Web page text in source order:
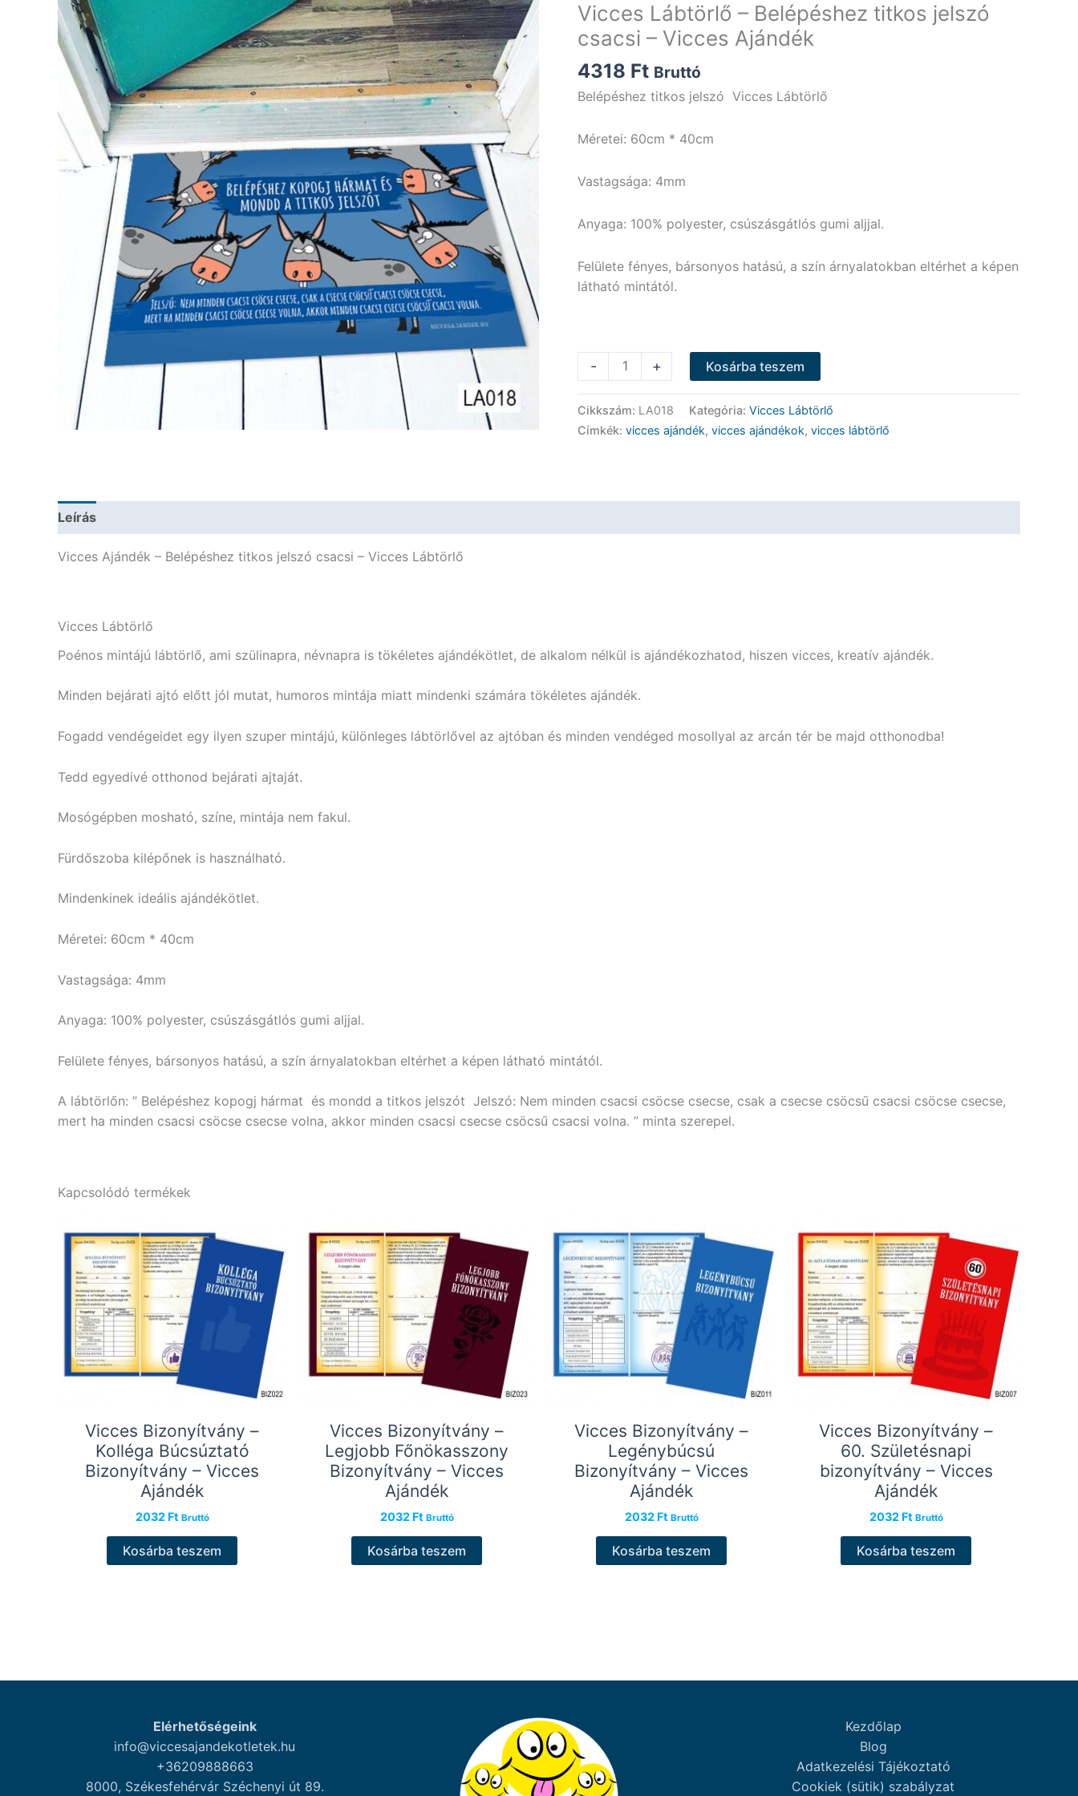
Vicces Lábtörlő – Belépéshez titkos jelszó
csacsi – Vicces Ajándék
4318 Ft Bruttó
Belépéshez titkos jelszó Vicces Lábtörlő
Méretei: 60cm * 40cm
Vastagsága: 4mm
Anyaga: 100% polyester, csúszásgátlós gumi aljjal.
Felülete fényes, bársonyos hatású, a szín árnyalatokban eltérhet a képen
látható mintától.
-
Lábtörlő
-
+ Kosárba teszem
Cikkszám: LA018 Kategória: Vicces Lábtörlő
Címkék: vicces ajándék, vicces ajándékok, vicces lábtörlő
Leírás
Vicces Ajándék – Belépéshez titkos jelszó csacsi – Vicces Lábtörlő
Vicces Lábtörlő
Poénos mintájú lábtörlő, ami szülinapra, névnapra is tökéletes ajándékötlet, de alkalom nélkül is ajándékozhatod, hiszen vicces, kreatív ajándék.
Minden bejárati ajtó előtt jól mutat, humoros mintája miatt mindenki számára tökéletes ajándék.
Fogadd vendégeidet egy ilyen szuper mintájú, különleges lábtörlővel az ajtóban és minden vendéged mosollyal az arcán tér be majd otthonodba!
Tedd egyedivé otthonod bejárati ajtaját.
Mosógépben mosható, színe, mintája nem fakul.
Fürdőszoba kilépőnek is használható.
Mindenkinek ideális ajándékötlet.
Méretei: 60cm * 40cm
Vastagsága: 4mm
Anyaga: 100% polyester, csúszásgátlós gumi aljjal.
Felülete fényes, bársonyos hatású, a szín árnyalatokban eltérhet a képen látható mintától.
A lábtörlőn: ” Belépéshez kopogj hármat és mondd a titkos jelszót Jelszó: Nem minden csacsi csöcse csecse, csak a csecse csöcsű csacsi csöcse csecse,
mert ha minden csacsi csöcse csecse volna, akkor minden csacsi csecse csöcsű csacsi volna. ” minta szerepel.
Kapcsolódó termékek
Vicces Bizonyítvány –
Kolléga Búcsúztató
Bizonyítvány – Vicces
Ajándék
2032 Ft Bruttó
Kosárba teszem
Vicces Bizonyítvány –
Legjobb Főnökasszony
Bizonyítvány – Vicces
Ajándék
2032 Ft Bruttó
Kosárba teszem
Vicces Bizonyítvány –
Legénybúcsú
Bizonyítvány – Vicces
Ajándék
2032 Ft Bruttó
Kosárba teszem
Vicces Bizonyítvány –
60. Születésnapi
bizonyítvány – Vicces
Ajándék
2032 Ft Bruttó
Kosárba teszem
Elérhetőségeink
info@viccesajandekotletek.hu
+36209888663
8000, Székesfehérvár Széchenyi út 89.
Kezdőlap
Blog
Adatkezelési Tájékoztató
Cookiek (sütik) szabályzat